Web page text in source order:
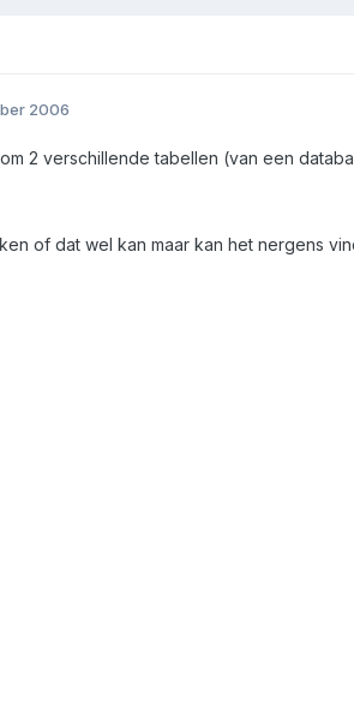
2006
2 verschillende tabellen (van een
of dat wel kan maar kan het nergens